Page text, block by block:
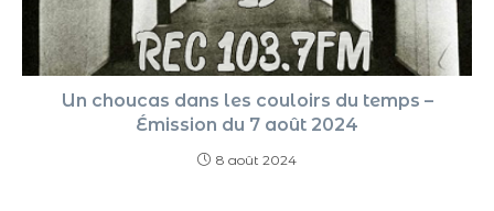
Un choucas dans les couloirs du temps –
Émission du 7 août 2024
8 août 2024